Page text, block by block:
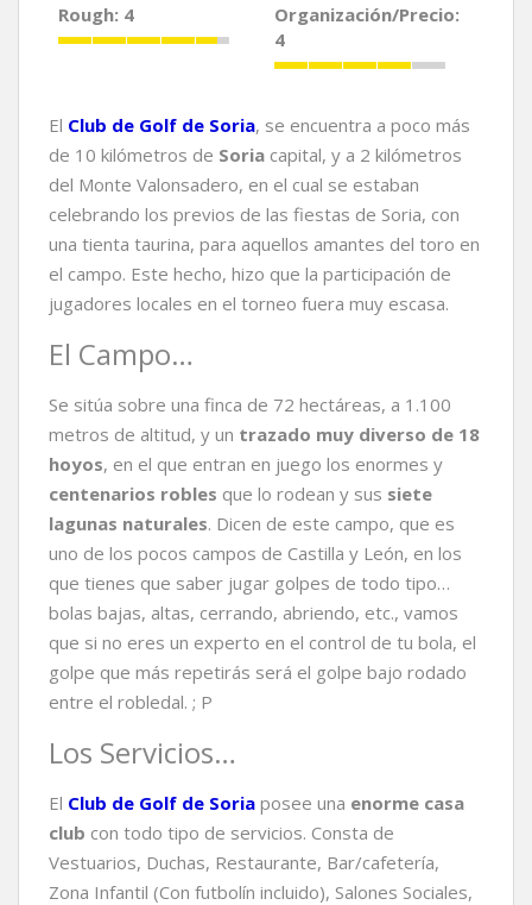
Rough: 4
Organización/Precio:
4
El Club de Golf de Soria, se encuentra a poco más
de 10 kilómetros de Soria capital, y a 2 kilómetros
del Monte Valonsadero, en el cual se estaban
celebrando los previos de las fiestas de Soria, con
una tienta taurina, para aquellos amantes del toro en
el campo. Este hecho, hizo que la participación de
jugadores locales en el torneo fuera muy escasa.
El Campo…
Se sitúa sobre una finca de 72 hectáreas, a 1.100
metros de altitud, y un trazado muy diverso de 18
hoyos, en el que entran en juego los enormes y
centenarios robles que lo rodean y sus siete
lagunas naturales. Dicen de este campo, que es
uno de los pocos campos de Castilla y León, en los
que tienes que saber jugar golpes de todo tipo…
bolas bajas, altas, cerrando, abriendo, etc., vamos
que si no eres un experto en el control de tu bola, el
golpe que más repetirás será el golpe bajo rodado
entre el robledal. ; P
Los Servicios…
El Club de Golf de Soria posee una enorme casa
club con todo tipo de servicios. Consta de
Vestuarios, Duchas, Restaurante, Bar/cafetería,
Zona Infantil (Con futbolín incluido), Salones Sociales,